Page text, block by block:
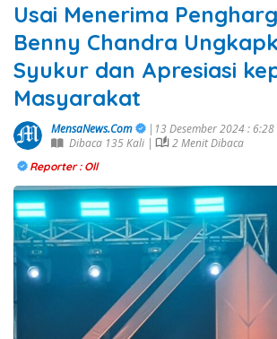
Usai Menerima
Benny Chandra
Syukur dan Apresiasi
Masyarakat
MensaNews.Com
|13 Desember 2024 : 6:28
Dibaca 135 Kali |
2 Menit Dibaca
Reporter : Oll